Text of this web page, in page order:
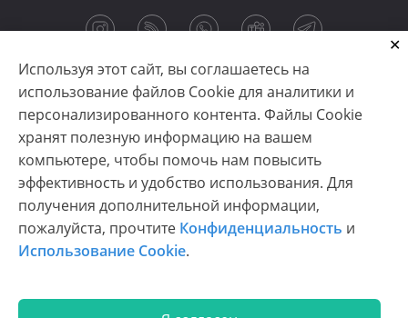
Используя этот сайт, вы соглашаетесь на
использование файлов Cookie для аналитики и
персонализированного контента. Файлы Cookie
хранят полезную информацию на вашем
компьютере, чтобы помочь нам повысить
эффективность и удобство использования. Для
получения дополнительной информации,
пожалуйста, прочтите Конфиденциальность и
Использование Cookie.
Copyright © 2003-2026 CloudReports sp. z o.o. (dba
Stimulsoft). All rights reserved.
Конфиденциальность